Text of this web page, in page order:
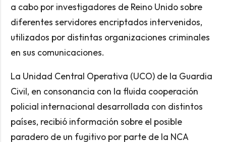
a cabo por investigadores de Reino Unido sobre
diferentes servidores encriptados intervenidos,
utilizados por distintas organizaciones criminales
en sus comunicaciones.
La Unidad Central Operativa (UCO) de la Guardia
Civil, en consonancia con la fluida cooperación
policial internacional desarrollada con distintos
países, recibió información sobre el posible
paradero de un fugitivo por parte de la NCA